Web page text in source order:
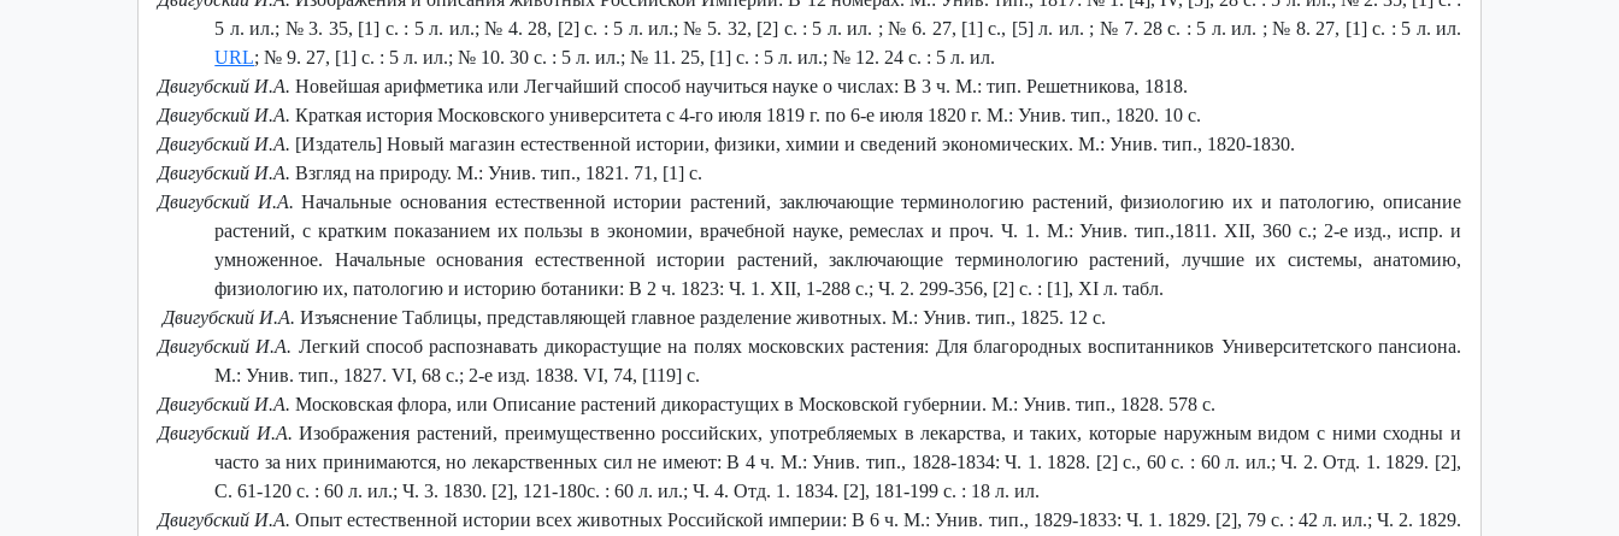
5 л. ил.; № 3. 35, [1] с. : 5 л. ил.; № 4. 28, [2] с. : 5 л. ил.; № 5. 32, [2] с. : 5 л. ил. ; № 6. 27, [1] с., [5] л. ил. ; № 7. 28 с. : 5 л. ил. ; № 8. 27, [1] с. : 5 л. ил.
URL; № 9. 27, [1] с. : 5 л. ил.; № 10. 30 с. : 5 л. ил.; № 11. 25, [1] с. : 5 л. ил.; № 12. 24 с. : 5 л. ил.
Двигубский И.А. Новейшая арифметика или Легчайший способ научиться науке о числах: В 3 ч. М.: тип. Решетникова, 1818.
Двигубский И.А. Краткая история Московского университета с 4-го июля 1819 г. по 6-е июля 1820 г. М.: Унив. тип., 1820. 10 с.
Двигубский И.А. [Издатель] Новый магазин естественной истории, физики, химии и сведений экономических. М.: Унив. тип., 1820-1830.
Двигубский И.А. Взгляд на природу. М.: Унив. тип., 1821. 71, [1] с.
Двигубский И.А. Начальные основания естественной истории растений, заключающие терминологию растений, физиологию их и патологию, описание
растений, с кратким показанием их пользы в экономии, врачебной науке, ремеслах и проч. Ч. 1. М.: Унив. тип.,1811. XII, 360 с.; 2-е изд., испр. и
умноженное. Начальные основания естественной истории растений, заключающие терминологию растений, лучшие их системы, анатомию,
физиологию их, патологию и историю ботаники: В 2 ч. 1823: Ч. 1. XII, 1-288 с.; Ч. 2. 299-356, [2] с. : [1], XI л. табл.
Двигубский И.А. Изъяснение Таблицы, представляющей главное разделение животных. М.: Унив. тип., 1825. 12 с.
Двигубский И.А. Легкий способ распознавать дикорастущие на полях московских растения: Для благородных воспитанников Университетского пансиона.
М.: Унив. тип., 1827. VI, 68 c.; 2-е изд. 1838. VI, 74, [119] c.
Двигубский И.А. Московская флора, или Описание растений дикорастущих в Московской губернии. М.: Унив. тип., 1828. 578 с.
Двигубский И.А. Изображения растений, преимущественно российских, употребляемых в лекарства, и таких, которые наружным видом с ними сходны и
часто за них принимаются, но лекарственных сил не имеют: В 4 ч. М.: Унив. тип., 1828-1834: Ч. 1. 1828. [2] с., 60 с. : 60 л. ил.; Ч. 2. Отд. 1. 1829. [2],
С. 61-120 с. : 60 л. ил.; Ч. 3. 1830. [2], 121-180с. : 60 л. ил.; Ч. 4. Отд. 1. 1834. [2], 181-199 с. : 18 л. ил.
Двигубский И.А. Опыт естественной истории всех животных Российской империи: В 6 ч. М.: Унив. тип., 1829-1833: Ч. 1. 1829. [2], 79 с. : 42 л. ил.; Ч. 2. 1829.